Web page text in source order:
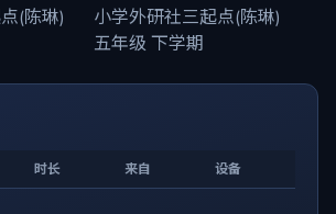
(陈琳)
小学外研社三起点(陈琳)
五年级 下学期
时长 来自 设备